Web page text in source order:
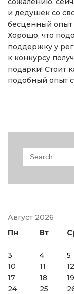
и дедушек со
бесценный опыт
Хорошо, что
поддержку у
к конкурсу
подарки! Стоит
подобный опыт
Search
Август 2026
Пн
Вт
3
4 5
10
11 12
17
18 19
24
25